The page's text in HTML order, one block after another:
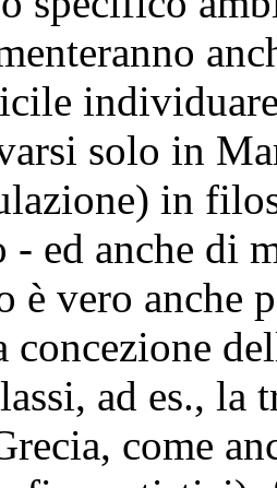
solo in
in
- ed anche di
è vero
concezione
ad es., la
come